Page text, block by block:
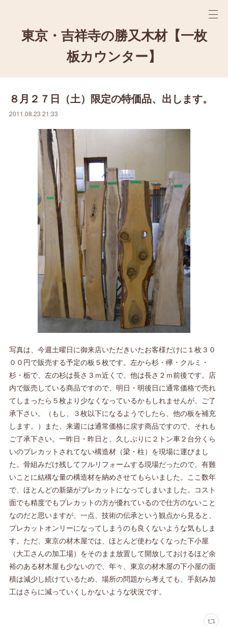
東京・吉祥寺の勝又木材【一枚
板カウンター】
８月２７日（土）限定の特価品、出します。
2011.08.23 21:33
写真は、今週土曜日に御来店いただきいたお客様だけに１枚３０
００円で販売する予定の板５枚です。左から杉・欅・クルミ・
杉・栃で、左の杉は長さ３ｍ近くで、他は長さ２ｍ前後です。店
内で販売している商品ですので、明日・明後日に通常価格で売れ
てしまったら５枚より少なくなっているかもしれませんが、ご了
承下さい。（もし、３枚以下になるようでしたら、他の板を補充
します。）また、来週には通常価格に戻す商品ですので、それも
ご了承下さい。一昨日・昨日と、久しぶりに２トン車２台分くら
いのプレカットされてない構造材（梁・柱）を現場に運びまし
た。骨組みだけ残してフルリフォームする現場だったので、有難
いことに結構な量の構造材を納めさせてもらいました。ここ数年
で、ほとんどの新築がプレカットになってしまいました。コスト
面でも精度でもプレカットの方が優れているので仕方のないこと
なのだと思いますが、一点、技術の伝承という観点から見ると、
プレカットオンリーになってしまうのも良くないような気もしま
す。ただ、東京の材木屋では、ほとんど使わなくなった下小屋
（大工さんの加工場）をそのまま放置して開放しておけるほど余
裕のある材木屋も少ないので、年々、東京の材木屋の下小屋の面
積は減少し続けているため、場所の問題から考えても、手刻み加
工はさらに減っていくしかないような状況です。